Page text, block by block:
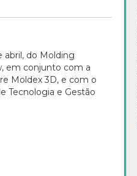
abril, do Molding
em conjunto com a
Moldex 3D, e com o
Tecnologia e Gestão